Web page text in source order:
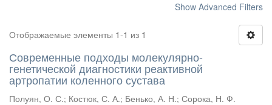
Show Advanced Filters
Отображаемые элементы 1-1 из 1
Современные подходы молекулярно-
генетической диагностики реактивной
артропатии коленного сустава
Полуян, О. С.; Костюк, С. А.; Бенько, А. Н.; Сорока, Н. Ф.